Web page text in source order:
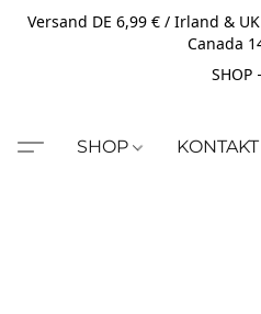
Versand DE 6,99 € / Irland &
Canada
SHOP
SHOP KONTAKT